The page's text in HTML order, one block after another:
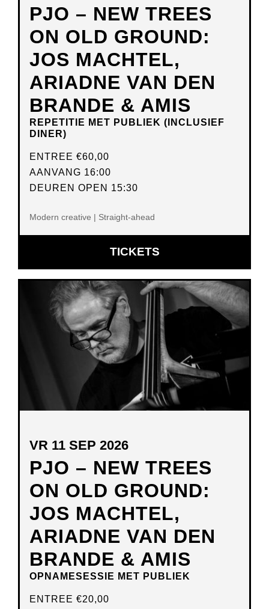
PJO – NEW TREES
ON OLD GROUND:
JOS MACHTEL,
ARIADNE VAN DEN
BRANDE & AMIS
REPETITIE MET PUBLIEK (INCLUSIEF
DINER)
ENTREE €60,00
AANVANG 16:00
DEUREN OPEN 15:30
Modern creative | Straight-ahead
TICKETSOPENT
IN
NIEUW
VENSTER
PJO – NEW TREES
ON OLD GROUND:
JOS MACHTEL,
ARIADNE VAN DEN
BRANDE & AMIS
OPNAMESESSIE MET PUBLIEK
VR 11 SEP 2026
ENTREE €20,00